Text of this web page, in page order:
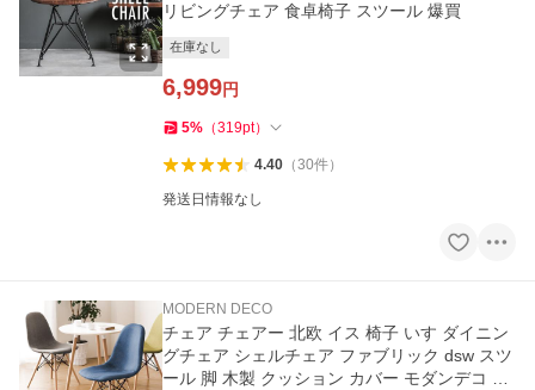
リビングチェア 食卓椅子 スツール 爆買
在庫なし
6,999円
5% （319pt）
4.40（30件）
発送日情報なし
MODERN DECO
チェア チェアー 北欧 イス 椅子 いす ダイニン
グチェア シェルチェア ファブリック dsw スツ
ール 脚 木製 クッション カバー モダンデコ 爆